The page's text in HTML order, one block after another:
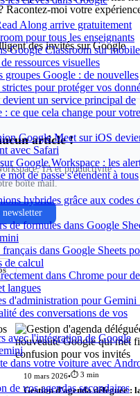
Along arrive gratuitement
pour tous les enseignants
Google Classroom sur
ressources visuelles
groupes Google : de nouvelles
pour protéger vos
un service principal de
: ce que cela change pour votre
Google Meet sur iOS
avec Safari
Google Workspace : les
mot de passe s'étendent à tous
hybrides grâce aux codes
de formules dans Google
dans Google Sheets
de calcul
dans Chrome pour de
langues
d'administration pour Gemini
des conversations de vos
avec l'intégration de Google
dans votre voiture avec
de vos agendas secondaires
Racontez-moi votre
article !
IA et productivité
boîte mail.
newsletter
10 mars 2026•⏱️ 3 min
Gestion d'agenda déléguée :